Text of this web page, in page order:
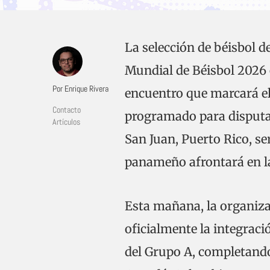
Por Enrique Rivera
Contacto
Artículos
La selección de béisbol
Mundial de Béisbol
encuentro que marcará
programado para
San Juan, Puerto Rico,
panameño afrontará en
Esta mañana, la
oficialmente la
del Grupo A,